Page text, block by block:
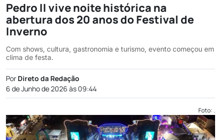
Pedro II vive noite histórica na
abertura dos 20 anos do Festival de
Inverno
Com shows, cultura, gastronomia e turismo, evento começou em
clima de festa.
Por Direto da Redação
6 de Junho de 2026 às 09:44
Foto: .